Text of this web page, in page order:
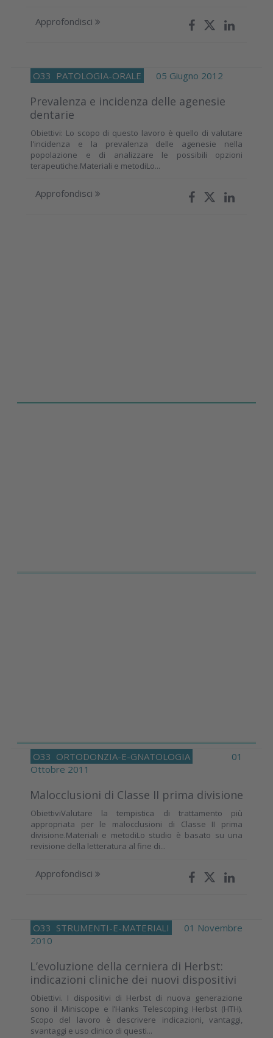
Approfondisci
O33 PATOLOGIA-ORALE 05 Giugno 2012
Prevalenza e incidenza delle agenesie
dentarie
Obiettivi: Lo scopo di questo lavoro è quello di valutare
l'incidenza e la prevalenza delle agenesie nella
popolazione e di analizzare le possibili opzioni
terapeutiche.Materiali e metodiLo...
Approfondisci
O33 ORTODONZIA-E-GNATOLOGIA
01
Ottobre 2011
Malocclusioni di Classe II prima divisione
ObiettiviValutare la tempistica di trattamento più
appropriata per le malocclusioni di Classe II prima
divisione.Materiali e metodiLo studio è basato su una
revisione della letteratura al fine di...
Approfondisci
O33 STRUMENTI-E-MATERIALI
01 Novembre
2010
L’evoluzione della cerniera di Herbst:
indicazioni cliniche dei nuovi dispositivi
Obiettivi. I dispositivi di Herbst di nuova generazione
sono il Miniscope e l’Hanks Telescoping Herbst (HTH).
Scopo del lavoro è descrivere indicazioni, vantaggi,
svantaggi e uso clinico di questi...